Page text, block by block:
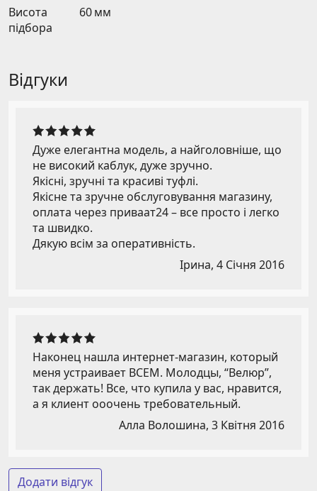
Висота
підбора
60 мм
Відгуки
Дуже елегантна модель, а найголовніше, що
не високий каблук, дуже зручно.
Якісні, зручні та красиві туфлі.
Якісне та зручне обслуговування магазину,
оплата через приваат24 – все просто і легко
та швидко.
Дякую всім за оперативність.
Ірина, 4 Січня 2016
Наконец нашла интернет-магазин, который
меня устраивает ВСЕМ. Молодцы, “Велюр”,
так держать! Все, что купила у вас, нравится,
а я клиент ооочень требовательный.
Алла Волошина, 3 Квітня 2016
Додати відгук